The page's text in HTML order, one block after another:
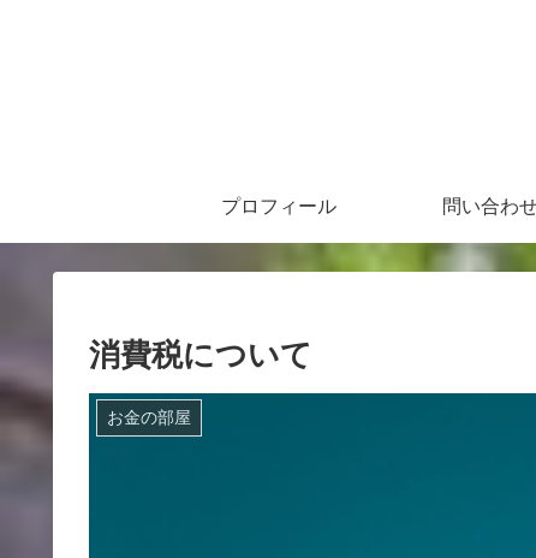
プロフィール 問い合わ
消費税について
お金の部屋